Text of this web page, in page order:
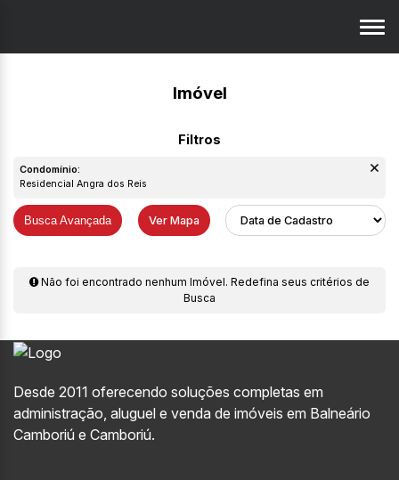
Imóvel
Condomínio:
Residencial Angra dos Reis
Busca Avançada Ver Mapa
Não foi encontrado nenhum Imóvel. Redefina seus critérios de
Busca
Desde 2011 oferecendo soluções completas em
administração, aluguel e venda de imóveis em Balneário
Camboriú e Camboriú.